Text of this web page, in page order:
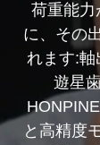
荷重能力
に、その
れます:軸
遊星
と高精度